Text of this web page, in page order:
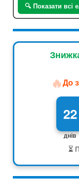
🔍 Показати всі
🔥До
22
днів
⏳